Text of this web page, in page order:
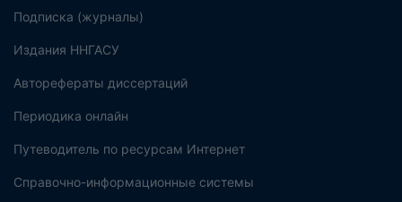
Подписка (журналы)
Издания ННГАСУ
Авторефераты диссертаций
Периодика онлайн
Путеводитель по ресурсам Интернет
Справочно-информационные системы